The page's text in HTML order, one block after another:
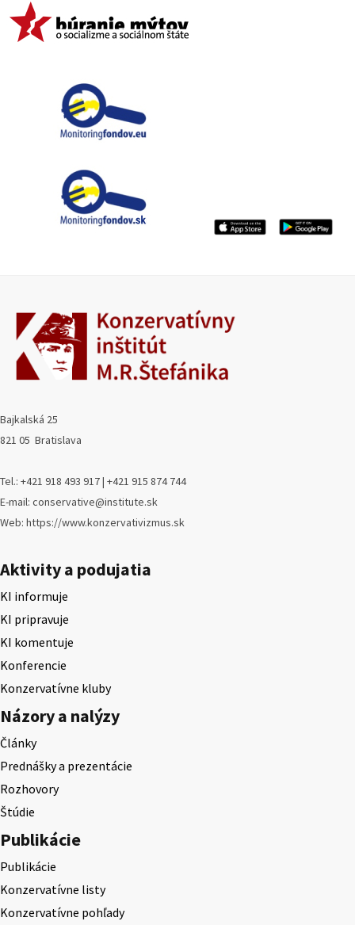
Bajkalská 25
821 05 Bratislava
Tel.: +421 918 493 917 | +421 915 874 744
E-mail: conservative@institute.sk
Web: https://www.konzervativizmus.sk
Aktivity a podujatia
KI informuje
KI pripravuje
KI komentuje
Konferencie
Konzervatívne kluby
Názory a nalýzy
Články
Prednášky a prezentácie
Rozhovory
Štúdie
Publikácie
Publikácie
Konzervatívne listy
Konzervatívne pohľady